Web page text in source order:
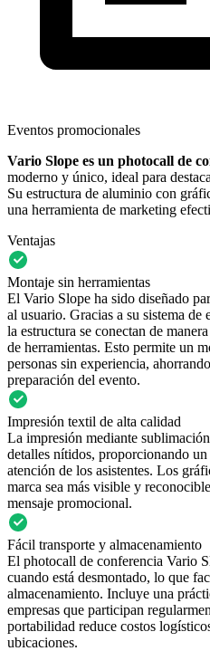
Eventos promocionales
Vario Slope es un photocall de
moderno y único, ideal para
Su estructura de aluminio con
una herramienta de marketing
Ventajas
Montaje sin herramientas
El Vario Slope ha sido diseñado
al usuario. Gracias a su sistema de
la estructura se conectan de
de herramientas. Esto permite un
personas sin experiencia,
preparación del evento.
Impresión textil de alta calidad
La impresión mediante
detalles nítidos, proporcionando
atención de los asistentes. Los
marca sea más visible y
mensaje promocional.
Fácil transporte y almacenamiento
El photocall de conferencia Vario
cuando está desmontado, lo que
almacenamiento. Incluye una
empresas que participan
portabilidad reduce costos
ubicaciones.